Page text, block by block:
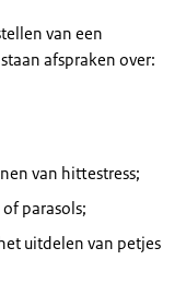
van een
afspraken over:
van hittestress;
parasols;
uitdelen van petjes